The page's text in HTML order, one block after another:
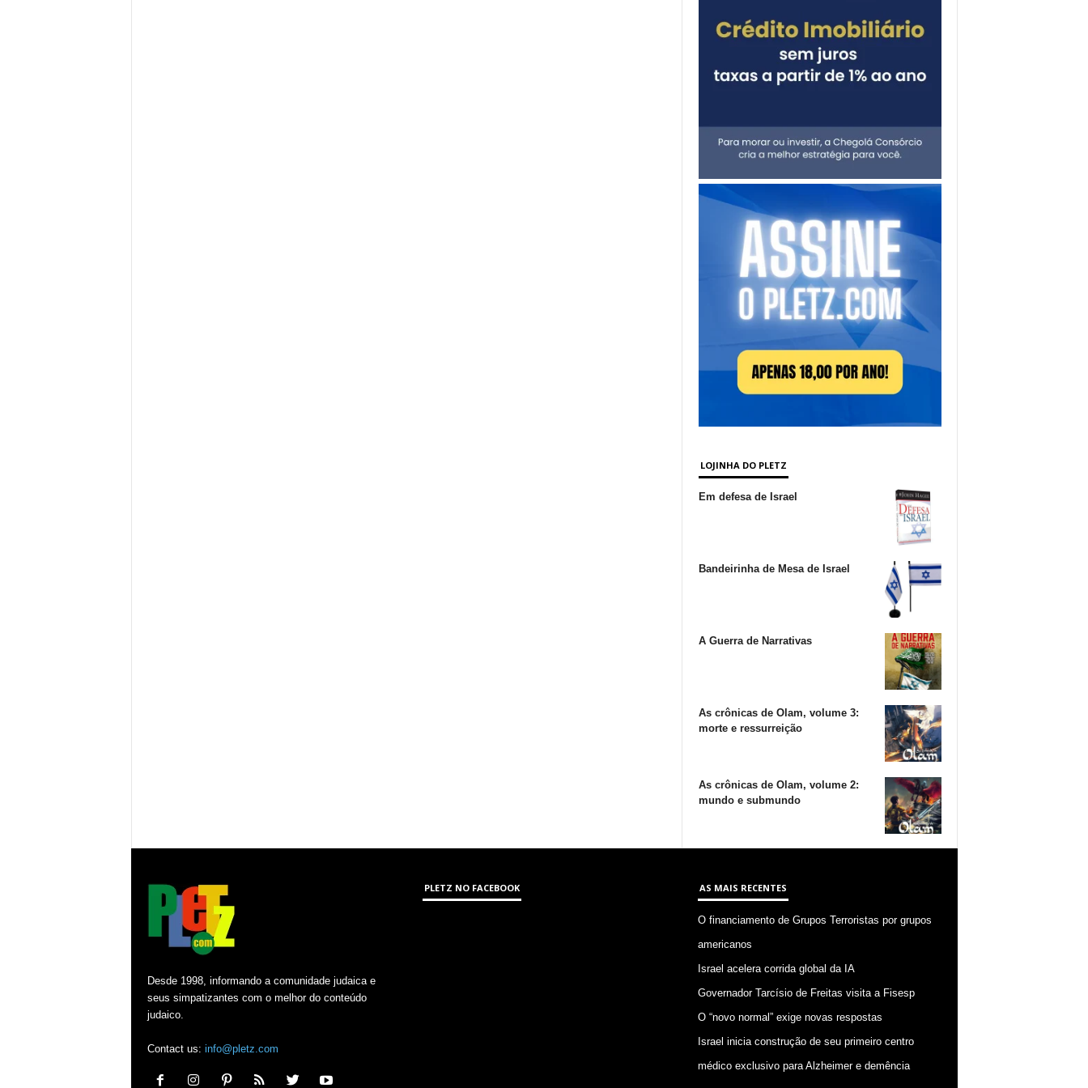
LOJINHA DO PLETZ
Em defesa de Israel
Bandeirinha de Mesa de Israel
A Guerra de Narrativas
As crônicas de Olam, volume 3:
morte e ressurreição
As crônicas de Olam, volume 2:
mundo e submundo
Desde 1998, informando a comunidade judaica e
seus simpatizantes com o melhor do conteúdo
judaico.
Contact us: info@pletz.com
PLETZ NO FACEBOOK AS MAIS RECENTES
O financiamento de Grupos Terroristas por grupos
americanos
Israel acelera corrida global da IA
Governador Tarcísio de Freitas visita a Fisesp
O “novo normal” exige novas respostas
Israel inicia construção de seu primeiro centro
médico exclusivo para Alzheimer e demência